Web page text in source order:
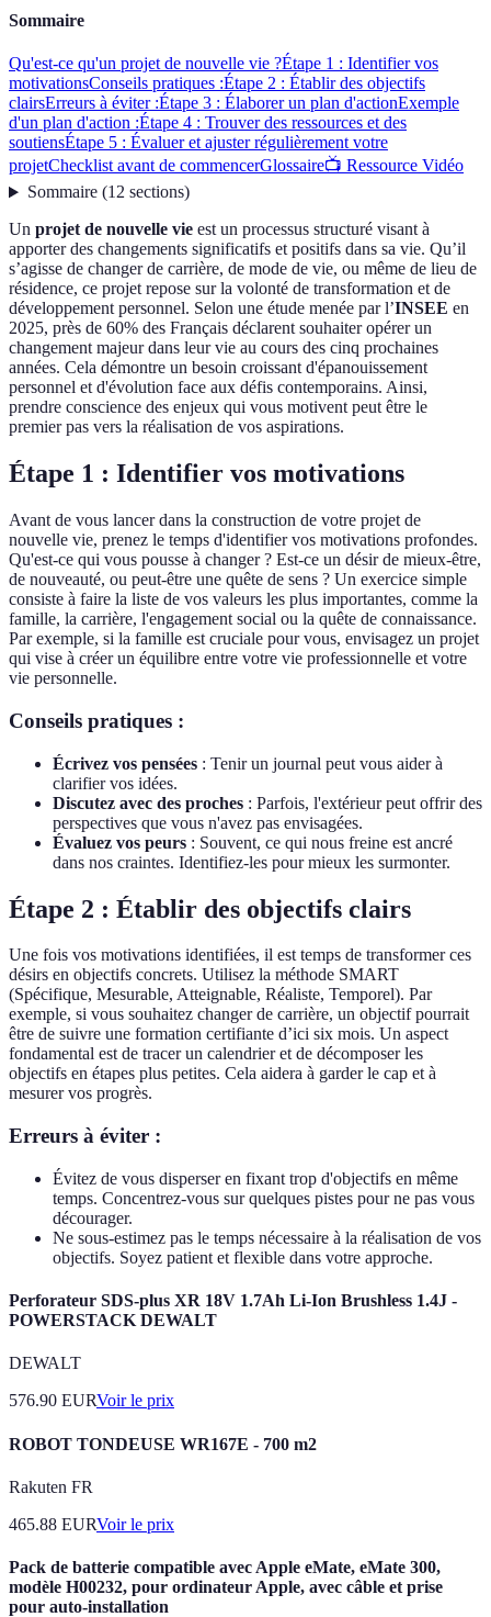
Sommaire
Qu'est-ce qu'un projet de nouvelle vie ?Étape 1 : Identifier vos
motivationsConseils pratiques :Étape 2 : Établir des objectifs
clairsErreurs à éviter :Étape 3 : Élaborer un plan d'actionExemple
d'un plan d'action :Étape 4 : Trouver des ressources et des
soutiensÉtape 5 : Évaluer et ajuster régulièrement votre
projetChecklist avant de commencerGlossaire📺 Ressource Vidéo
Sommaire(12 sections)
Un projet de nouvelle vie est un processus structuré visant à
apporter des changements significatifs et positifs dans sa vie. Qu’il
s’agisse de changer de carrière, de mode de vie, ou même de lieu de
résidence, ce projet repose sur la volonté de transformation et de
développement personnel. Selon une étude menée par l’INSEE en
2025, près de 60% des Français déclarent souhaiter opérer un
changement majeur dans leur vie au cours des cinq prochaines
années. Cela démontre un besoin croissant d'épanouissement
personnel et d'évolution face aux défis contemporains. Ainsi,
prendre conscience des enjeux qui vous motivent peut être le
premier pas vers la réalisation de vos aspirations.
Étape 1 : Identifier vos motivations
Avant de vous lancer dans la construction de votre projet de
nouvelle vie, prenez le temps d'identifier vos motivations profondes.
Qu'est-ce qui vous pousse à changer ? Est-ce un désir de mieux-être,
de nouveauté, ou peut-être une quête de sens ? Un exercice simple
consiste à faire la liste de vos valeurs les plus importantes, comme la
famille, la carrière, l'engagement social ou la quête de connaissance.
Par exemple, si la famille est cruciale pour vous, envisagez un projet
qui vise à créer un équilibre entre votre vie professionnelle et votre
vie personnelle.
Conseils pratiques :
Écrivez vos pensées : Tenir un journal peut vous aider à
clarifier vos idées.
Discutez avec des proches : Parfois, l'extérieur peut offrir des
perspectives que vous n'avez pas envisagées.
Évaluez vos peurs : Souvent, ce qui nous freine est ancré
dans nos craintes. Identifiez-les pour mieux les surmonter.
Étape 2 : Établir des objectifs clairs
Une fois vos motivations identifiées, il est temps de transformer ces
désirs en objectifs concrets. Utilisez la méthode SMART
(Spécifique, Mesurable, Atteignable, Réaliste, Temporel). Par
exemple, si vous souhaitez changer de carrière, un objectif pourrait
être de suivre une formation certifiante d’ici six mois. Un aspect
fondamental est de tracer un calendrier et de décomposer les
objectifs en étapes plus petites. Cela aidera à garder le cap et à
mesurer vos progrès.
Erreurs à éviter :
Évitez de vous disperser en fixant trop d'objectifs en même
temps. Concentrez-vous sur quelques pistes pour ne pas vous
décourager.
Ne sous-estimez pas le temps nécessaire à la réalisation de vos
objectifs. Soyez patient et flexible dans votre approche.
Perforateur SDS-plus XR 18V 1.7Ah Li-Ion Brushless 1.4J -
POWERSTACK DEWALT
DEWALT
576.90 EURVoir le prix
ROBOT TONDEUSE WR167E - 700 m2
Rakuten FR
465.88 EURVoir le prix
Pack de batterie compatible avec Apple eMate, eMate 300,
modèle H00232, pour ordinateur Apple, avec câble et prise
pour auto-installation